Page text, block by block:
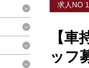
求人NO
【
ッフ